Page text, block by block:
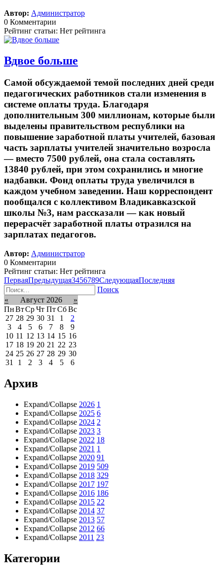
Автор: Администратор
0 Комментарии
Рейтинг статьи: Нет рейтинга
Вдвое больше
Самой обсуждаемой темой последних дней среди
педагогических работников стали изменения в
системе оплаты труда. Благодаря
дополнительным 300 миллионам, которые были
выделены правительством республики на
повышение заработной платы учителей, базовая
часть зарплаты учителей значительно возросла
— вместо 7500 рублей, она стала составлять
13840 рублей, при этом сохранились и многие
надбавки. Фонд оплаты труда увеличился в
каждом учебном заведении. Наш корреспондент
пообщался с коллективом Владикавказской
школы №3, нам рассказали — как новый
перерасчёт заработной платы отразился на
зарплатах педагогов.
Автор: Администратор
0 Комментарии
Рейтинг статьи: Нет рейтинга
ПерваяПредыдущая3456789СледующаяПоследняя
Поиск
«
Август 2026
»
ПнВтСрЧт Пт Сб Вс
27 28 29 30 31 1
2
3
4 5 6 7 8
9
10 11 12 13 14 15 16
17 18 19 20 21 22 23
24 25 26 27 28 29 30
31
1 2 3 4 5 6
Архив
Expand/Collapse 2026 1
Expand/Collapse 2025 6
Expand/Collapse 2024 2
Expand/Collapse 2023 3
Expand/Collapse 2022 18
Expand/Collapse 2021 1
Expand/Collapse 2020 91
Expand/Collapse 2019 509
Expand/Collapse 2018 329
Expand/Collapse 2017 197
Expand/Collapse 2016 186
Expand/Collapse 2015 22
Expand/Collapse 2014 37
Expand/Collapse 2013 57
Expand/Collapse 2012 66
Expand/Collapse 2011 23
Категории